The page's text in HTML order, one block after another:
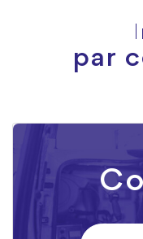
par